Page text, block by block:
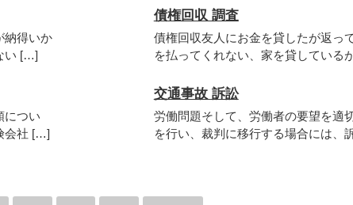
納得いか
い […]
債権回収 調査
債権回収友人にお金を貸したが返っ
を払ってくれない、家を貸している
につい
会社 […]
交通事故 訴訟
労働問題そして、労働者の要望を適
を行い、裁判に移行する場合には、